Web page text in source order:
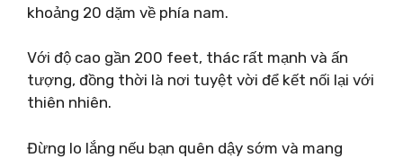
khoảng 20 dặm về phía nam.
Với độ cao gần 200 feet, thác rất mạnh và ấn
tượng, đồng thời là nơi tuyệt vời để kết nối lại với
thiên nhiên.
Đừng lo lắng nếu bạn quên dậy sớm và mang